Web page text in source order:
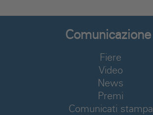
Comunicazione
Fiere
Video
News
Premi
Comunicati stampa